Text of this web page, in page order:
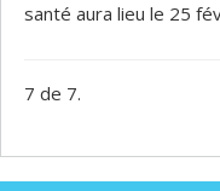
santé aura lieu le 25
7 de 7.